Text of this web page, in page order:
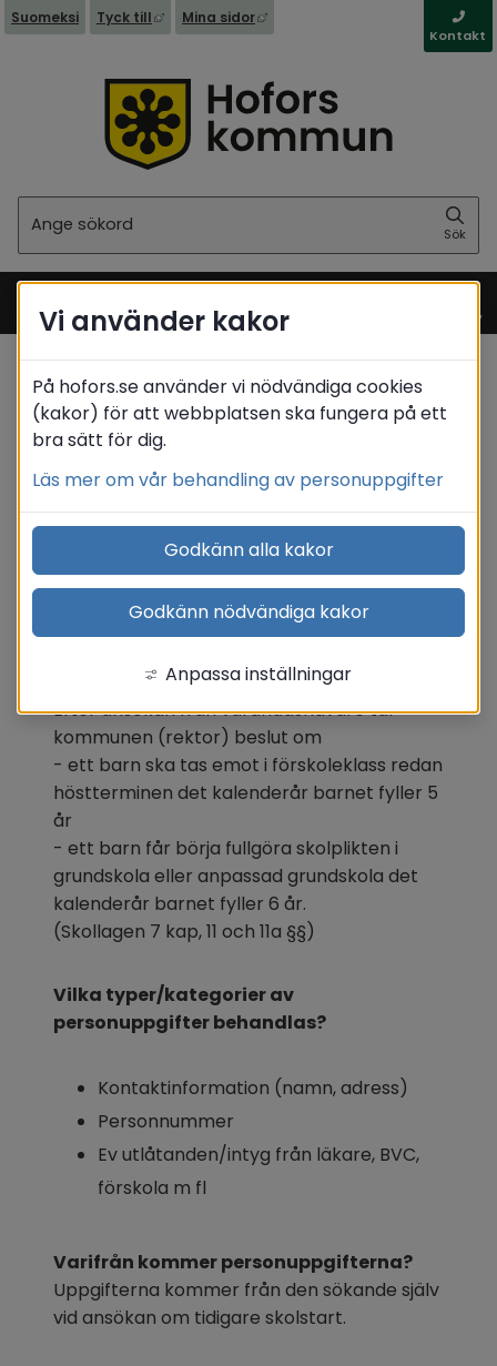
Suomeksi Tyck till Länk till annan webbplats, öppnas i nytt
Mina sidor Länk till annan webbplats,
Kontakt
Sök
Meny
Startsida
Kommun & politik
/ Behandling av personuppgifter - GDPR
Behandling av personuppgifter (GDPR) inom
barn- och utbildningsnämnden
Tidigare skolstart
Efter ansökan från vårdnadshavare tar
kommunen (rektor) beslut om
- ett barn ska tas emot i förskoleklass redan
höstterminen det kalenderår barnet fyller 5
år
- ett barn får börja fullgöra skolplikten i
grundskola eller anpassad grundskola det
kalenderår barnet fyller 6 år.
(Skollagen 7 kap, 11 och 11a §§)
Vilka typer/kategorier av
personuppgifter behandlas?
Kontaktinformation (namn, adress)
Personnummer
Ev utlåtanden/intyg från läkare, BVC,
förskola m fl
Varifrån kommer personuppgifterna?
Uppgifterna kommer från den sökande själv
vid ansökan om tidigare skolstart.
Vi använder kakor
På hofors.se använder vi nödvändiga cookies
(kakor) för att webbplatsen ska fungera på ett
bra sätt för dig.
Läs mer om vår behandling av personuppgifter
Godkänn alla kakor
Godkänn nödvändiga kakor
Anpassa inställningar